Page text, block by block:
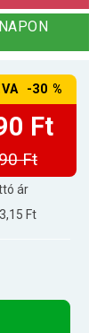
-30 %
Ft
Ft
ár
Ft